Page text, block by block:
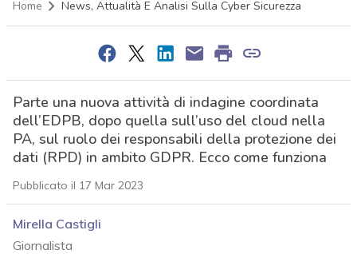
Home News, Attualità E Analisi Sulla Cyber Sicurezza
Parte una nuova attività di indagine coordinata
dell’EDPB, dopo quella sull’uso del cloud nella
PA, sul ruolo dei responsabili della protezione dei
dati (RPD) in ambito GDPR. Ecco come funziona
Pubblicato il 17 Mar 2023
Mirella Castigli
Giornalista